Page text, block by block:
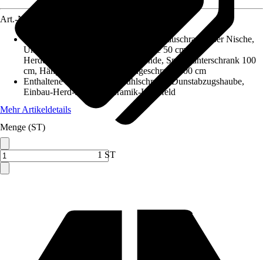
Verkauf durch:HORNBACH
Art.-Nr.
Kühlumbauschrank 88er Nische,
Unterschrank mit Tür und Schublade 50 cm,
Herdumbauschrank mit fester Blende, Spülenunterschrank 100
cm, Hängeschrank 50 cm, Hängeschrank 100 cm
Enthaltene Elektrogeräte
Kühlschrank, Dunstabzugshaube,
Einbau-Herd-Set, Glaskeramik-Kochfeld
Mehr Artikeldetails
Menge (ST)
1 ST